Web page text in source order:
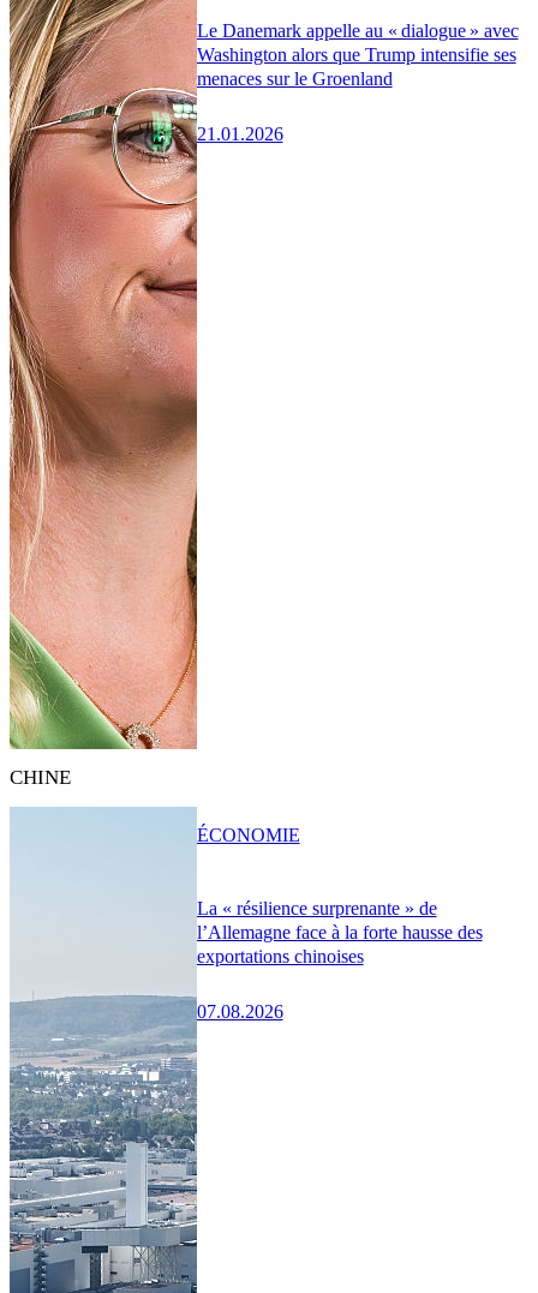
Le Danemark appelle au « dialogue » avec
Washington alors que Trump intensifie ses
menaces sur le Groenland
21.01.2026
CHINE
La « résilience surprenante » de
l’Allemagne face à la forte hausse des
exportations chinoises
07.08.2026
ÉCONOMIE